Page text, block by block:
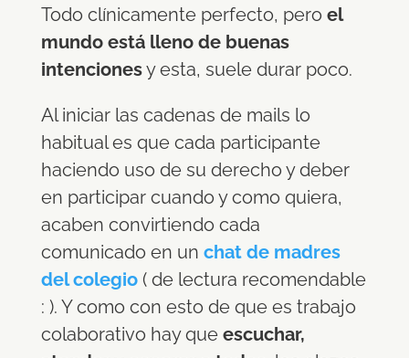
Todo clínicamente perfecto, pero el
mundo está lleno de buenas
intencionesy esta, suele durar poco.
Al iniciar las cadenas de mails lo
habitual es que cada participante
haciendo uso de su derecho y deber
en participar cuando y como quiera,
acaben convirtiendo cada
comunicado en un chat de madres
del colegio( de lectura recomendable
: ). Y como con esto de que es trabajo
colaborativo hay queescuchar,